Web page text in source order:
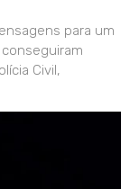
para um
Civil,